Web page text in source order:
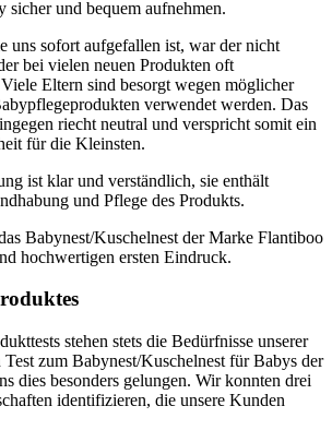
sicher und bequem aufnehmen.
uns sofort aufgefallen ist, war der nicht
bei vielen neuen Produkten oft
Eltern sind besorgt wegen möglicher
verwendet werden. Das
riecht neutral und verspricht somit ein
für die Kleinsten.
ist klar und verständlich, sie enthält
und Pflege des Produkts.
Babynest/Kuschelnest der Marke Flantiboo
hochwertigen ersten Eindruck.
stehen stets die Bedürfnisse unserer
zum Babynest/Kuschelnest für Babys der
dies besonders gelungen. Wir konnten drei
identifizieren, die unsere Kunden